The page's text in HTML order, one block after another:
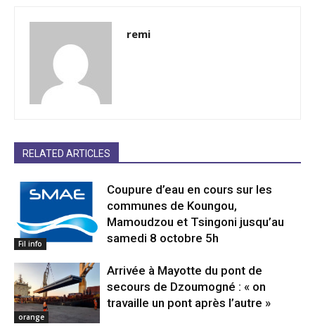
remi
RELATED ARTICLES
Fil info
Coupure d’eau en cours sur les
communes de Koungou,
Mamoudzou et Tsingoni jusqu’au
samedi 8 octobre 5h
orange
Arrivée à Mayotte du pont de
secours de Dzoumogné : « on
travaille un pont après l’autre »